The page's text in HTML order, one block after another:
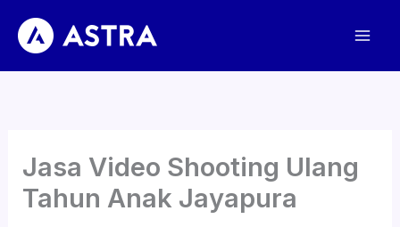
konten
Jasa Video Shooting Ulang
Tahun Anak Jayapura